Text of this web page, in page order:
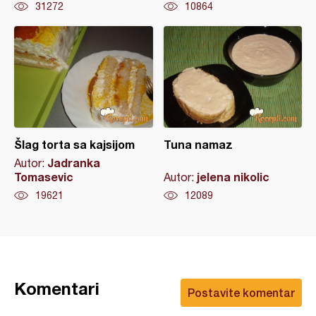
31272 10864
Šlag torta sa kajsijom
Autor: Jadranka
Tomasevic
19621
Tuna namaz
Autor: jelena nikolic
12089
Postavite komentar
Komentari